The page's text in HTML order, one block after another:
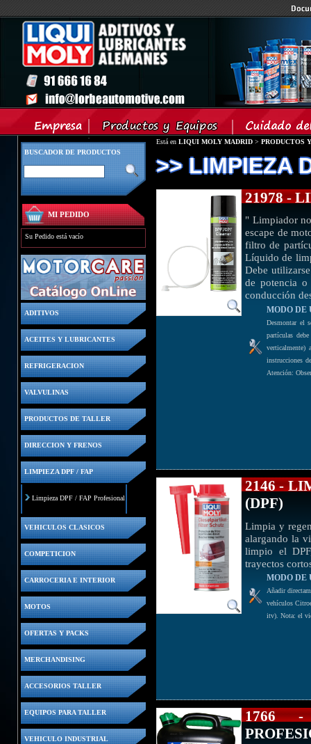
BUSCADOR DE PRODUCTOS
MI PEDIDO
Su Pedido está vacío
ADITIVOS
ACEITES Y LUBRICANTES
REFRIGERACION
VALVULINAS
PRODUCTOS DE TALLER
DIRECCION Y FRENOS
LIMPIEZA DPF / FAP
Limpieza DPF / FAP Profesional
VEHICULOS CLASICOS
COMPETICION
CARROCERIA E INTERIOR
MOTOS
OFERTAS Y PACKS
MERCHANDISING
ACCESORIOS TALLER
EQUIPOS PARA TALLER
VEHICULO INDUSTRIAL
Está en LIQUI MOLY MADRID > PRODUCTOS
>> LIMPIEZA
21978 -
" Limpiador
escape de
filtro de
Líquido de
Debe
de potencia o
conducción
MODO DE
Desmontar el
partículas
verticalmente)
instrucciones
Atención:
2146 -
(DPF)
Limpia y
alargando la
limpio el
trayectos
MODO DE
Añadir
vehículos
itv). Nota: el
1766 -